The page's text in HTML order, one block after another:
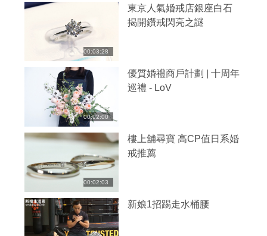
00:03:28
東京人氣婚戒店銀座白石
揭開鑽戒閃亮之謎
00:02:00
優質婚禮商戶計劃 | 十周年
巡禮 - LoV
00:02:03
樓上舖尋寶 高CP值日系婚
戒推薦
新娘1招踢走水桶腰